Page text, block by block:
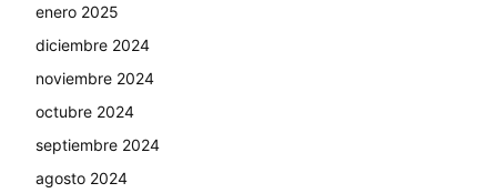
enero 2025
diciembre 2024
noviembre 2024
octubre 2024
septiembre 2024
agosto 2024